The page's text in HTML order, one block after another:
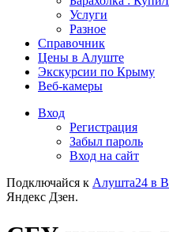
Услуги
Разное
Справочник
Цены в Алуште
Экскурсии по Крыму
Веб-камеры
Вход
Регистрация
Забыл пароль
Вход на сайт
Подключайся к Алушта24 в
Яндекс Дзен.